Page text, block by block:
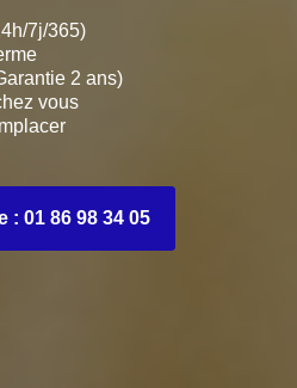
7j/365)
2 ans)
vous
: 01 86 98 34 05